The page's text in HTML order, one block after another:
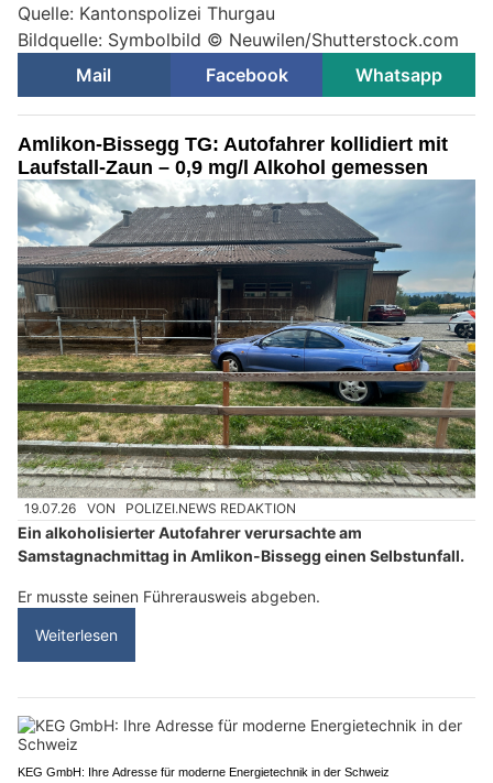
Quelle: Kantonspolizei Thurgau
Bildquelle: Symbolbild © Neuwilen/Shutterstock.com
Mail
Facebook Whatsapp
Amlikon-Bissegg TG: Autofahrer kollidiert mit
Laufstall-Zaun – 0,9 mg/l Alkohol gemessen
19.07.26 VON POLIZEI.NEWS REDAKTION
Ein alkoholisierter Autofahrer verursachte am
Samstagnachmittag in Amlikon-Bissegg einen Selbstunfall.
Er musste seinen Führerausweis abgeben.
Weiterlesen
KEG GmbH: Ihre Adresse für moderne Energietechnik in der Schweiz